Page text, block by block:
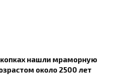
нашли мраморную
около 2500 лет